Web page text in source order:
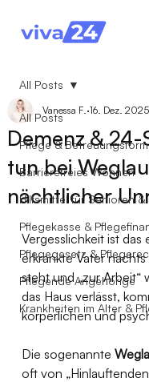
All Posts
Pflege &
Barrierefreies Wohnen
Hilfsmittel für Senioren &
Pflegekasse &
Pflegegesetz &
Pflegende Angehörige
Krankheiten im Alter &
All Posts
Demenz &
tun bei
nächtlicher
Vanessa F. 16. Dez. 2025
Vergesslichkeit ist
erkrankte Vater
steht und „zur
das Haus verlässt,
körperlichen und
Die sogenannte
oft von